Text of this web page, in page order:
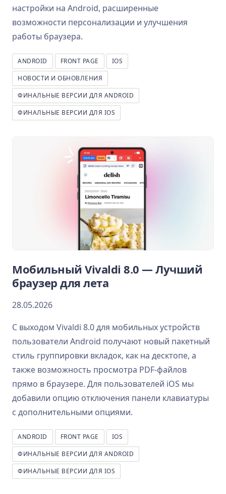
настройки на Android, расширенные
возможности персонализации и улучшения
работы браузера.
ANDROID FRONT PAGE
IOS
НОВОСТИ И ОБНОВЛЕНИЯ
ФИНАЛЬНЫЕ ВЕРСИИ ДЛЯ ANDROID
ФИНАЛЬНЫЕ ВЕРСИИ ДЛЯ IOS
Мобильный Vivaldi 8.0 — Лучший
браузер для лета
28.05.2026
С выходом Vivaldi 8.0 для мобильных устройств
пользователи Android получают новый пакетный
стиль группировки вкладок, как на десктопе, а
также возможность просмотра PDF-файлов
прямо в браузере. Для пользователей iOS мы
добавили опцию отключения панели клавиатуры
с дополнительными опциями.
ANDROID FRONT PAGE
IOS
ФИНАЛЬНЫЕ ВЕРСИИ ДЛЯ ANDROID
ФИНАЛЬНЫЕ ВЕРСИИ ДЛЯ IOS